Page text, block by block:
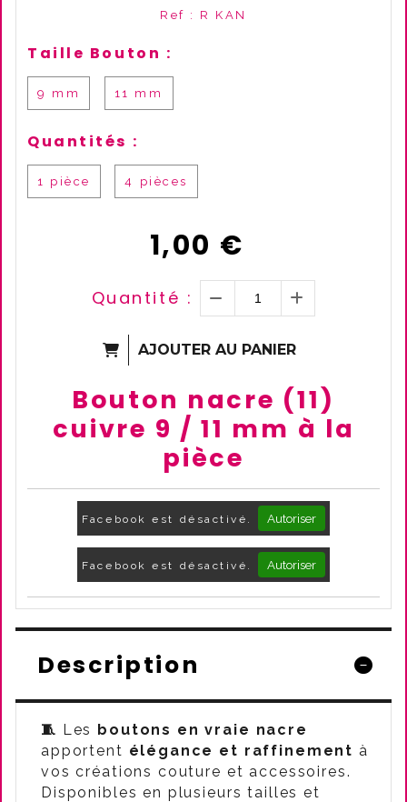
Ref : R KAN
Taille Bouton :
9 mm 11 mm
Quantités :
1 pièce 4 pièces
1,00 €
Quantité :
AJOUTER AU PANIER
Bouton nacre (11)
cuivre 9 / 11 mm à la
pièce
Facebook est désactivé. Autoriser
Facebook est désactivé. Autoriser
Description
🧵 Les boutons en vraie nacre
apportent élégance et raffinement à
vos créations couture et accessoires.
Disponibles en plusieurs tailles et